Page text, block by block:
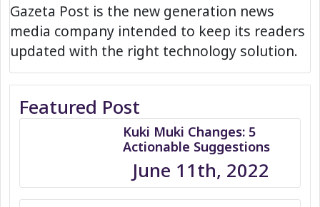
Gazeta Post is the new generation news
media company intended to keep its readers
updated with the right technology solution.
Featured Post
Kuki Muki Changes: 5
Actionable Suggestions
June 11th, 2022